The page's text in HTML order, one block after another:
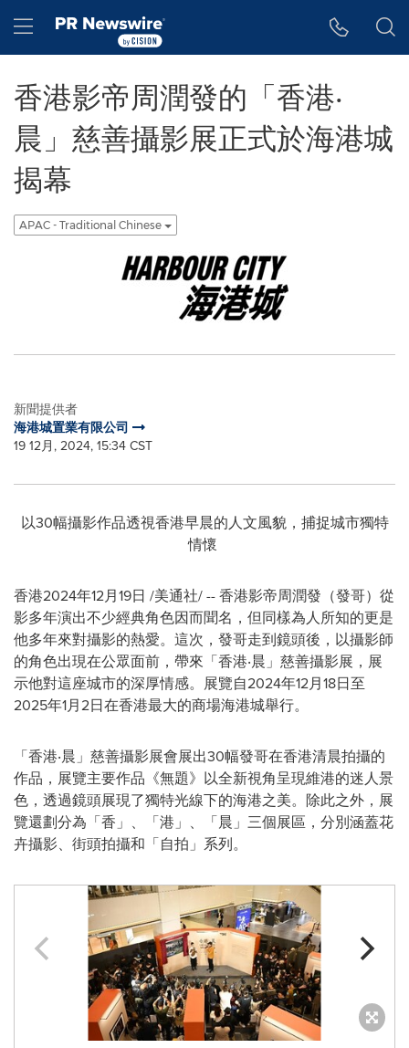
Hamburger menu
香港影帝周潤發的「香港‧
晨」慈善攝影展正式於海港城
揭幕
APAC - Traditional Chinese
新聞提供者
海港城置業有限公司
19 12月, 2024, 15:34 CST
以30幅攝影作品透視香港早晨的人文風貌，捕捉城市獨特
情懷
香港2024年12月19日 /美通社/ -- 香港影帝周潤發 （發哥） 從
影多年演出不少經典角色因而聞名，但同樣為人所知的更是
他多年來對攝影的熱愛。這次，發哥走到鏡頭後，以攝影師
的角色出現在公眾面前，帶來「香港‧晨」慈善攝影展，展
示他對這座城市的深厚情感。展覽自2024年12月18日至
2025年1月2日在香港最大的商場海港城舉行。
「香港‧晨」慈善攝影展會展出30幅發哥在香港清晨拍攝的
作品，展覽主要作品《無題》以全新視角呈現維港的迷人景
色，透過鏡頭展現了獨特光線下的海港之美。除此之外，展
覽還劃分為「香」、「港」、「晨」三個展區，分別涵蓋花
卉攝影、街頭拍攝和「自拍」系列。